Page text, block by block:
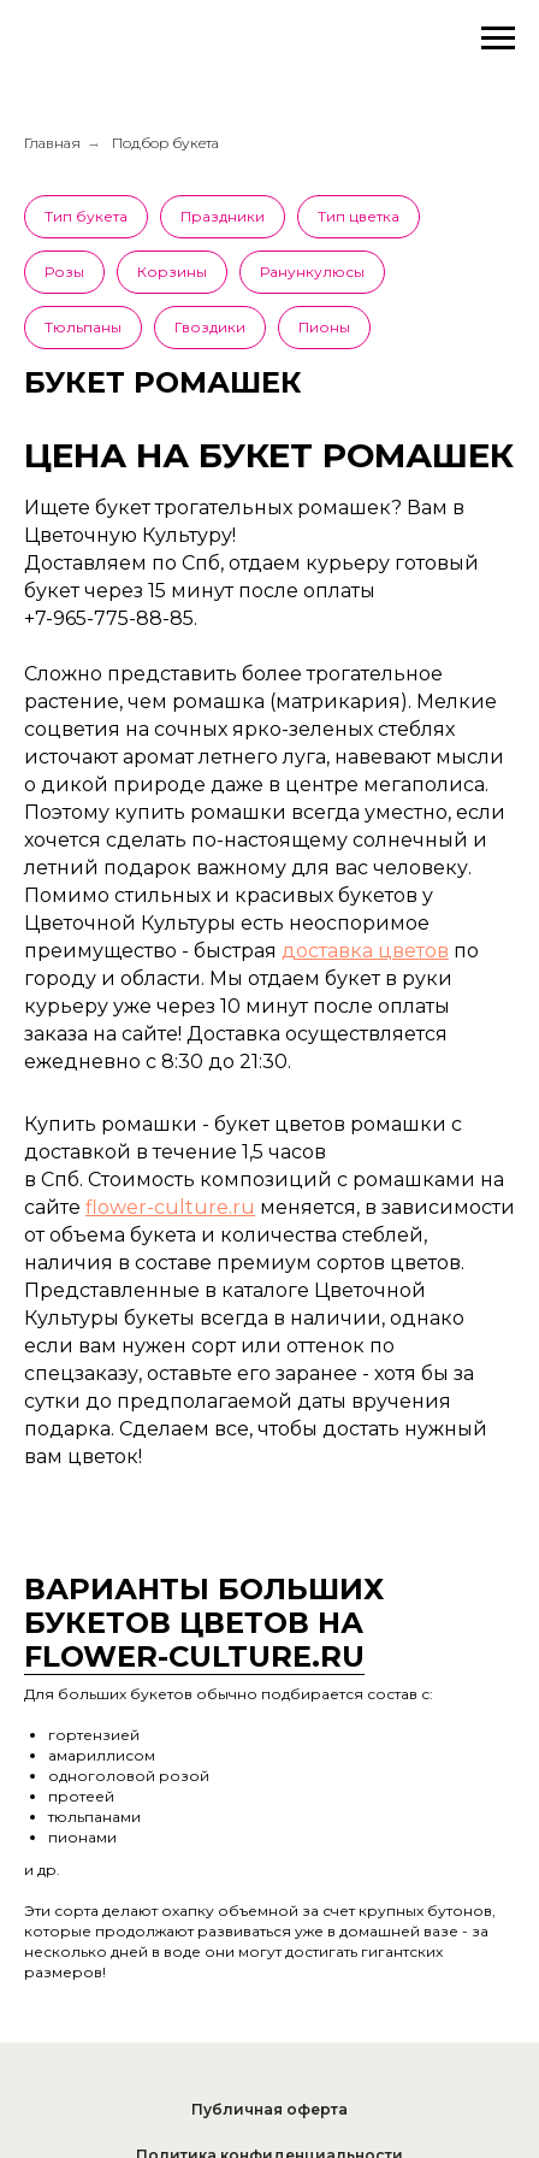
Главная → Подбор букета
Тип букета Праздники Тип цветка
Розы Корзины Ранункулюсы
Тюльпаны Гвоздики Пионы
БУКЕТ РОМАШЕК
ЦЕНА НА БУКЕТ РОМАШЕК
Ищете букет трогательных ромашек? Вам в
Цветочную Культуру!
Доставляем по Спб, отдаем курьеру готовый
букет через 15 минут после оплаты
+7-965-775-88-85.
Сложно представить более трогательное
растение, чем ромашка (матрикария). Мелкие
соцветия на сочных ярко-зеленых стеблях
источают аромат летнего луга, навевают мысли
о дикой природе даже в центре мегаполиса.
Поэтому купить ромашки всегда уместно, если
хочется сделать по-настоящему солнечный и
летний подарок важному для вас человеку.
Помимо стильных и красивых букетов у
Цветочной Культуры есть неоспоримое
преимущество - быстрая доставка цветов по
городу и области. Мы отдаем букет в руки
курьеру уже через 10 минут после оплаты
заказа на сайте! Доставка осуществляется
ежедневно с 8:30 до 21:30.
Купить ромашки - букет цветов ромашки с
доставкой в течение 1,5 часов
в Спб. Стоимость композиций с ромашками на
сайте flower-culture.ru меняется, в зависимости
от объема букета и количества стеблей,
наличия в составе премиум сортов цветов.
Представленные в каталоге Цветочной
Культуры букеты всегда в наличии, однако
если вам нужен сорт или оттенок по
спецзаказу, оставьте его заранее - хотя бы за
сутки до предполагаемой даты вручения
подарка. Сделаем все, чтобы достать нужный
вам цветок!
ВАРИАНТЫ БОЛЬШИХ
БУКЕТОВ ЦВЕТОВ НА
FLOWER-CULTURE.RU
Для больших букетов обычно подбирается состав с:
гортензией
амариллисом
одноголовой розой
протеей
тюльпанами
пионами
и др.
Эти сорта делают охапку объемной за счет крупных бутонов,
которые продолжают развиваться уже в домашней вазе - за
несколько дней в воде они могут достигать гигантских
размеров!
Публичная оферта